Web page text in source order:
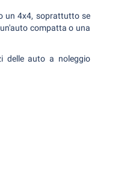
un 4x4, soprattutto se
compatta o una
delle auto a noleggio